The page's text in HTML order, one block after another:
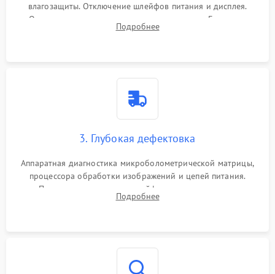
влагозащиты. Отключение шлейфов питания и дисплея.
Очистка внутренних плат от окислов и пыли. Бережная
обработка германиевого объектива специализированными
Подробнее
3. Глубокая дефектовка
Аппаратная диагностика микроболометрической матрицы,
процессора обработки изображений и цепей питания.
Проверка целостности шлейфов, модуля памяти и
интерфейсов связи. Выявление сгоревших SMD-компонентов
Подробнее